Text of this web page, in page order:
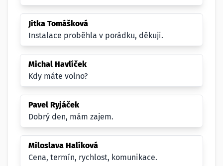
Jitka Tomášková
Instalace proběhla v porádku, děkuji.
Michal Havlíček
Kdy máte volno?
Pavel Ryjáček
Dobrý den, mám zajem.
Miloslava Halíková
Cena, termín, rychlost, komunikace.